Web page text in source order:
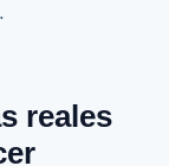
reales